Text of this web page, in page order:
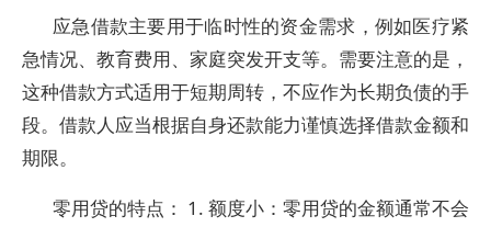
应急借款主要用于临时性的资金需求，例如医疗紧
急情况、教育费用、家庭突发开支等。需要注意的是，
这种借款方式适用于短期周转，不应作为长期负债的手
段。借款人应当根据自身还款能力谨慎选择借款金额和
期限。
零用贷的特点： 1. 额度小：零用贷的金额通常不会